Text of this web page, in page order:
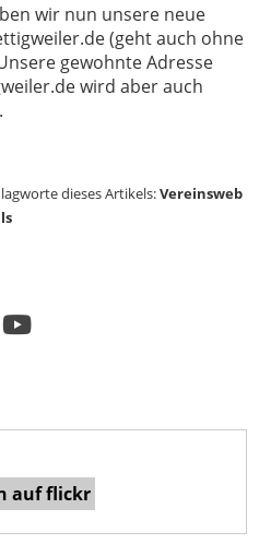
wir nun unsere neue
(geht auch ohne
gewohnte Adresse
wird aber auch
dieses Artikels:Vereinsweb
auf flickr